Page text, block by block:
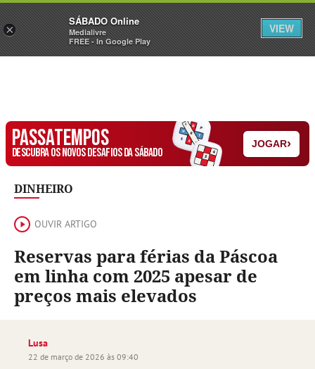
Sábado Assine Iniciar Sessão
PASSATEMPOS
DESCUBRA OS NOVOS DESAFIOS DA SÁBADO
JOGAR›
DINHEIRO
OUVIR ARTIGO
Reservas para férias da Páscoa
em linha com 2025 apesar de
preços mais elevados
Lusa
22 de março de 2026 às 09:40
×
SÁBADO Online
Medialivre
FREE - In Google Play
VIEW